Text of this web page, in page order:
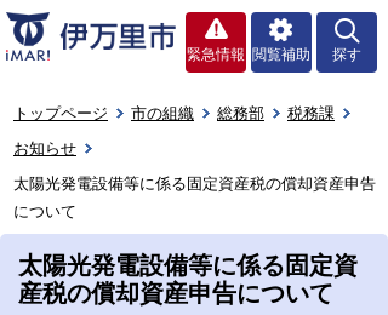
緊急情報 閲覧補助 探す
トップページ 市の組織 総務部
税務課
お知らせ
太陽光発電設備等に係る固定資産税の償却資産申告
について
太陽光発電設備等に係る固定資
産税の償却資産申告について